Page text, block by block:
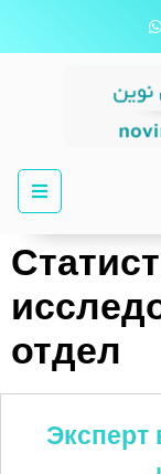
отдел
Эксперт